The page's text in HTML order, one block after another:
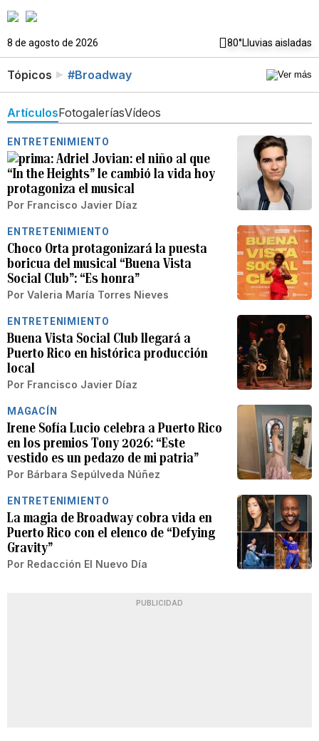
8 de agosto de 2026 80°Lluvias aisladas
Tópicos #Broadway
ArtículosFotogaleríasVídeos
ENTRETENIMIENTO
Adriel Jovian: el niño al que
“In the Heights” le cambió la vida hoy
protagoniza el musical
Por Francisco Javier Díaz
ENTRETENIMIENTO
Choco Orta protagonizará la puesta
boricua del musical “Buena Vista
Social Club”: “Es honra”
Por Valeria María Torres Nieves
ENTRETENIMIENTO
Buena Vista Social Club llegará a
Puerto Rico en histórica producción
local
Por Francisco Javier Díaz
MAGACÍN
Irene Sofía Lucio celebra a Puerto Rico
en los premios Tony 2026: “Este
vestido es un pedazo de mi patria”
Por Bárbara Sepúlveda Núñez
ENTRETENIMIENTO
La magia de Broadway cobra vida en
Puerto Rico con el elenco de “Defying
Gravity”
Por Redacción El Nuevo Día
PUBLICIDAD